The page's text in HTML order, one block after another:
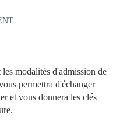
modalités d'admission de
permettra d'échanger
et vous donnera les clés